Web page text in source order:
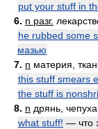
put your stuff in
6. n разг.
he rubbed some
мазью
7. n материя,
this stuff smears
the stuff is
8. n дрянь,
what stuff! — что